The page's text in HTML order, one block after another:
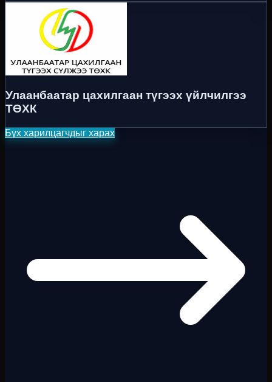
Улаанбаатар цахилгаан түгээх үйлчилгээ
ТӨХК
Бүх харилцагчдыг харах